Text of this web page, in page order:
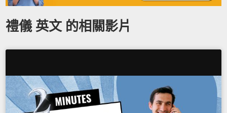
禮儀 英文 的相關影片